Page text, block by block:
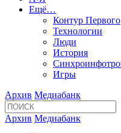
Ещё…
Контур Первого
Технологии
Люди
История
Игры
Архив Медиабанк
Архив Медиабанк